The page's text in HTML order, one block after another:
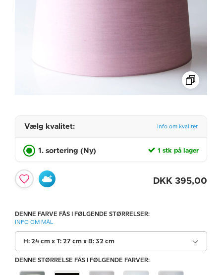
Vælg kvalitet: Info om kvalitet
1. sortering (Ny) 1 stk på lager
DKK 395,00
DENNE FARVE FÅS I FØLGENDE STØRRELSER:
INFO OM MÅL
H: 24 cm x T: 27 cm x B: 32 cm
DENNE STØRRELSE FÅS I FØLGENDE FARVER: